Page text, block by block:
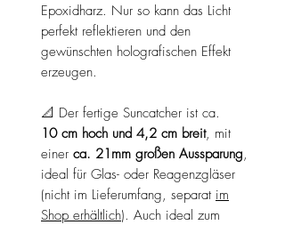
Epoxidharz. Nur so kann das Licht
perfekt reflektieren und den
gewünschten holografischen Effekt
erzeugen.
📐 Der fertige Suncatcher ist ca.
10 cm hoch und 4,2 cm breit, mit
einer ca. 21mm großen Aussparung,
ideal für Glas- oder Reagenzgläser
(nicht im Lieferumfang, separat im
Shop erhältlich). Auch ideal zum